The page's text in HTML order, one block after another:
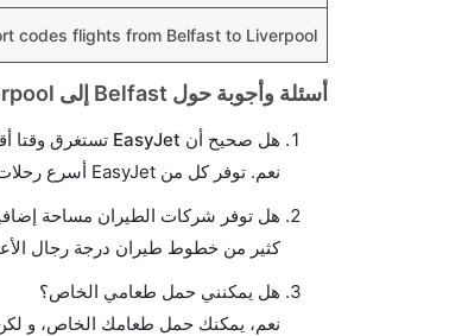
codes flights from Belfast to Liverpool
أسئلة وأجوبة حول Belfast إلى Liverpool الرحلات الجوية
هل صحيح أن EasyJet تستغرق وقتا أقل في رحلة مباشرة من إلىليفربول مما تستغرقه الخطوط الجوية الأخرى؟
نعم. توفر كل من EasyJet أسرع رحلات الطيران على هذا الطريق،
هل توفر شركات الطيران مساحة
كثير من خطوط طيران درجة رجال
هل يمكنني حمل طعامي الخاص؟
نعم، يمكنك حمل طعامك الخاص، و